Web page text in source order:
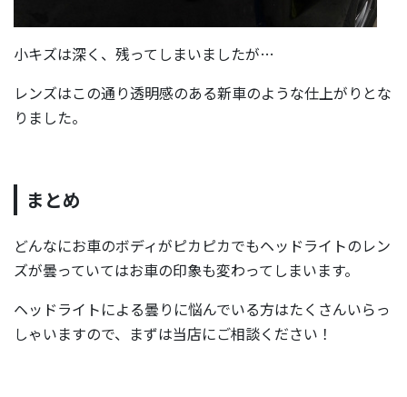
小キズは深く、残ってしまいましたが…
レンズはこの通り透明感のある新車のような仕上がりとな
りました。
まとめ
どんなにお車のボディがピカピカでもヘッドライトのレン
ズが曇っていてはお車の印象も変わってしまいます。
ヘッドライトによる曇りに悩んでいる方はたくさんいらっ
しゃいますので、まずは当店にご相談ください！